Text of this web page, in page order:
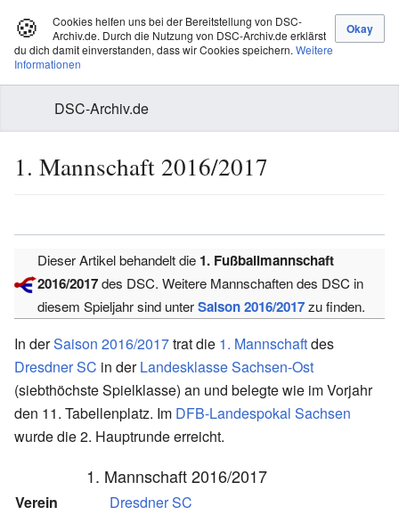
🍪
Cookies helfen uns bei der Bereitstellung von DSC-
Archiv.de. Durch die Nutzung von DSC-Archiv.de erklärst
du dich damit einverstanden, dass wir Cookies speichern. Weitere
Informationen
DSC-Archiv.de
1. Mannschaft 2016/2017
Dieser Artikel behandelt die 1. Fußballmannschaft
2016/2017des DSC. Weitere Mannschaften des DSC in
diesem Spieljahr sind unterSaison 2016/2017zu finden.
In derSaison 2016/2017trat die 1. Mannschaftdes
Dresdner SC in derLandesklasse Sachsen-Ost
(siebthöchste Spielklasse) an und belegte wie im Vorjahr
den 11. Tabellenplatz. Im DFB-Landespokal Sachsen
wurde die 2. Hauptrunde erreicht.
1. Mannschaft 2016/2017
Verein
Dresdner SC